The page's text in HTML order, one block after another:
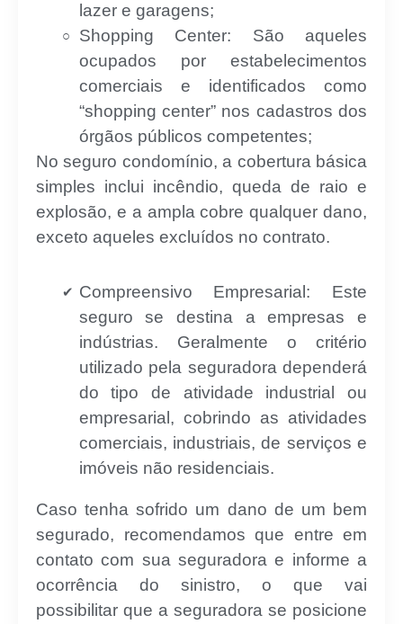
lazer e garagens;
Shopping Center: São aqueles
ocupados por estabelecimentos
comerciais e identificados como
“shopping center” nos cadastros dos
órgãos públicos competentes;
No seguro condomínio, a cobertura básica
simples inclui incêndio, queda de raio e
explosão, e a ampla cobre qualquer dano,
exceto aqueles excluídos no contrato.
Compreensivo Empresarial: Este
seguro se destina a empresas e
indústrias. Geralmente o critério
utilizado pela seguradora dependerá
do tipo de atividade industrial ou
empresarial, cobrindo as atividades
comerciais, industriais, de serviços e
imóveis não residenciais.
Caso tenha sofrido um dano de um bem
segurado, recomendamos que entre em
contato com sua seguradora e informe a
ocorrência do sinistro, o que vai
possibilitar que a seguradora se posicione